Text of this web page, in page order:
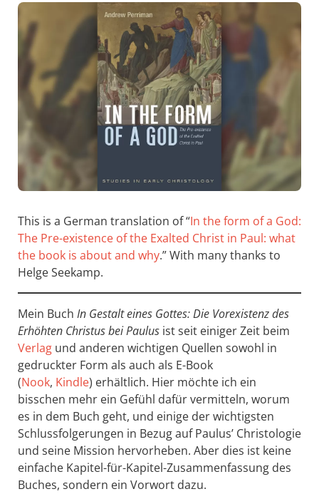
This is a German translation of “In the form of a God:
The Pre-existence of the Exalted Christ in Paul: what
the book is about and why.” With many thanks to
Helge Seekamp.
Mein Buch In Gestalt eines Gottes: Die Vorexistenz des
Erhöhten Christus bei Paulus ist seit einiger Zeit beim
Verlag und anderen wichtigen Quellen sowohl in
gedruckter Form als auch als E-Book
(Nook, Kindle) erhältlich. Hier möchte ich ein
bisschen mehr ein Gefühl dafür vermitteln, worum
es in dem Buch geht, und einige der wichtigsten
Schlussfolgerungen in Bezug auf Paulus’ Christologie
und seine Mission hervorheben. Aber dies ist keine
einfache Kapitel-für-Kapitel-Zusammenfassung des
Buches, sondern ein Vorwort dazu.